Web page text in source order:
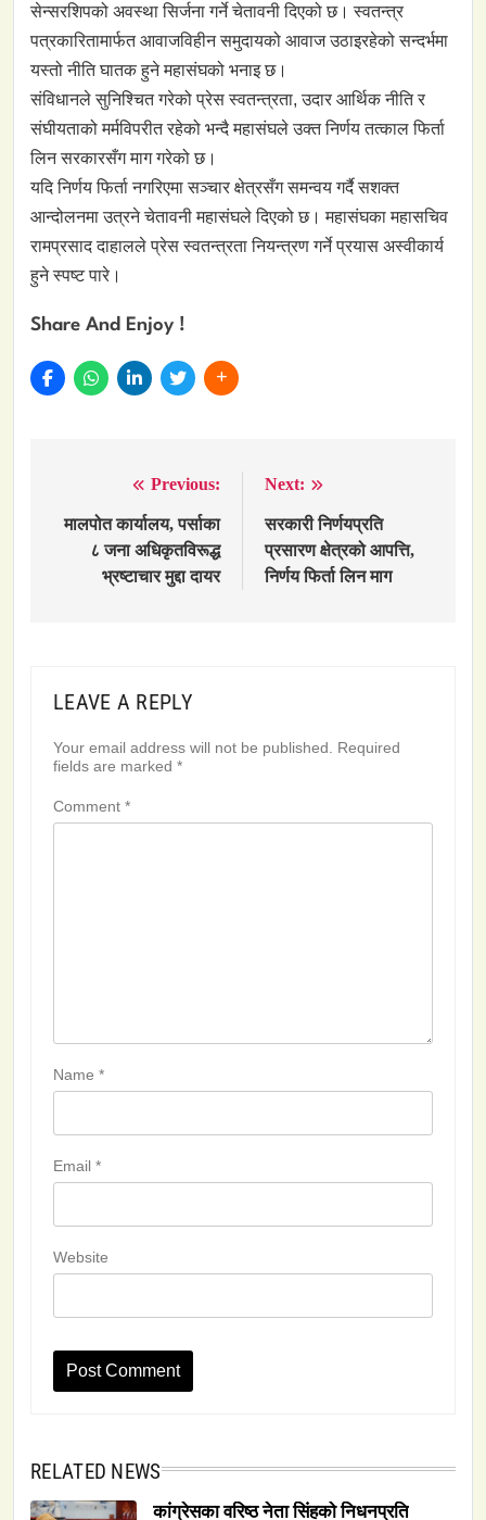
सेन्सरशिपको अवस्था सिर्जना गर्ने चेतावनी दिएको छ। स्वतन्त्र
पत्रकारितामार्फत आवाजविहीन समुदायको आवाज उठाइरहेको सन्दर्भमा
यस्तो नीति घातक हुने महासंघको भनाइ छ।
संविधानले सुनिश्चित गरेको प्रेस स्वतन्त्रता, उदार आर्थिक नीति र
संघीयताको मर्मविपरीत रहेको भन्दै महासंघले उक्त निर्णय तत्काल फिर्ता
लिन सरकारसँग माग गरेको छ।
यदि निर्णय फिर्ता नगरिएमा सञ्चार क्षेत्रसँग समन्वय गर्दै सशक्त
आन्दोलनमा उत्रने चेतावनी महासंघले दिएको छ। महासंघका महासचिव
रामप्रसाद दाहालले प्रेस स्वतन्त्रता नियन्त्रण गर्ने प्रयास अस्वीकार्य
हुने स्पष्ट पारे।
Share And Enjoy !
navigation
Previous:
मालपोत कार्यालय, पर्साका
८ जना अधिकृतविरूद्ध
भ्रष्टाचार मुद्दा दायर
Next:
सरकारी निर्णयप्रति
प्रसारण क्षेत्रको आपत्ति,
निर्णय फिर्ता लिन माग
LEAVE A REPLY
Your email address will not be published.
Required
fields are marked *
Comment *
Name *
Email *
Website
RELATED NEWS
कांग्रेसका वरिष्ठ नेता सिंहको निधनप्रति